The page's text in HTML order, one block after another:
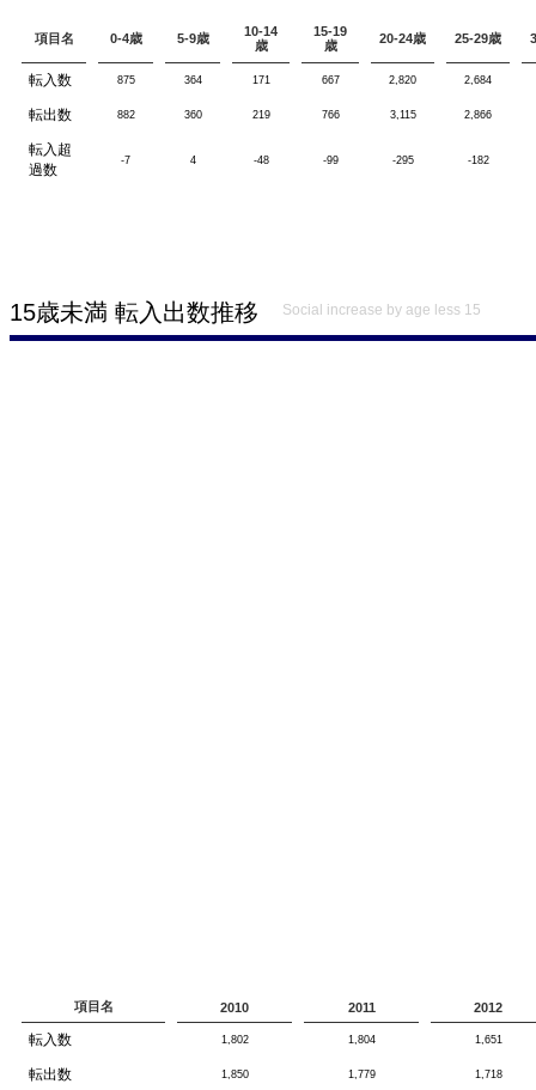
項目名 0-4歳 5-9歳
10-14
歳
15-19
歳
20-24歳 25-29歳
転入数 875 364 171 667 2,820 2,684
転出数 882 360 219 766 3,115 2,866
転入超
過数
-7 4 -48 -99 -295 -182
15歳未満 転入出数推移 Social increase by age less 15
項目名 2010 2011 2012
転入数 1,802 1,804 1,651
転出数 1,850 1,779 1,718